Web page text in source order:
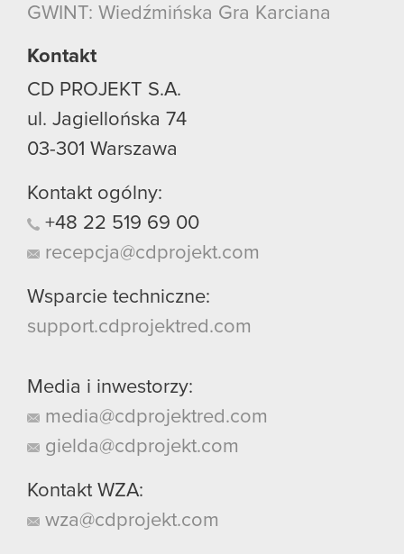
używanie plików cookie.
GWINT: Wiedźmińska Gra Karciana
Kontakt
CD PROJEKT S.A.
ul. Jagiellońska 74
03-301 Warszawa
Kontakt ogólny:
+48 22 519 69 00
recepcja@cdprojekt.com
Wsparcie techniczne:
support.cdprojektred.com
Media i inwestorzy:
media@cdprojektred.com
gielda@cdprojekt.com
Kontakt WZA:
wza@cdprojekt.com